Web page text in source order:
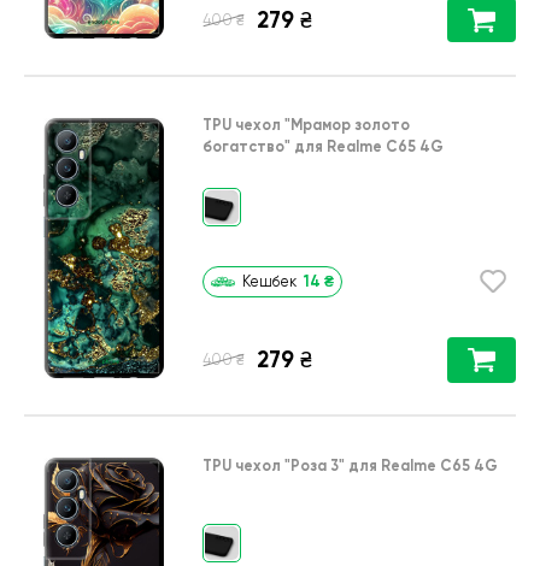
400 ₴ 279 ₴
TPU чехол "Мрамор золото
богатство" для Realme C65 4G
Кешбек 14 ₴
400 ₴ 279 ₴
TPU чехол "Роза 3" для Realme C65 4G